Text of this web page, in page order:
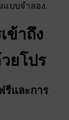
บบจำลอง.
ข้าถึง
ยโปร
รีและการ